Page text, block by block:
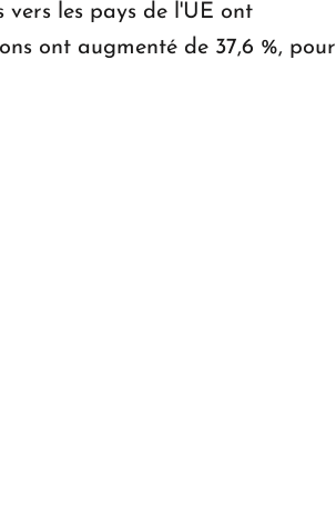
les pays de l'UE ont
ont augmenté de 37,6 %, pour